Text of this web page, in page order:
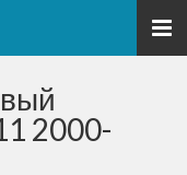
2000-